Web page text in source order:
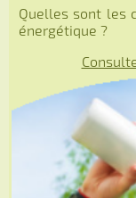
Quelles sont les
énergétique ?